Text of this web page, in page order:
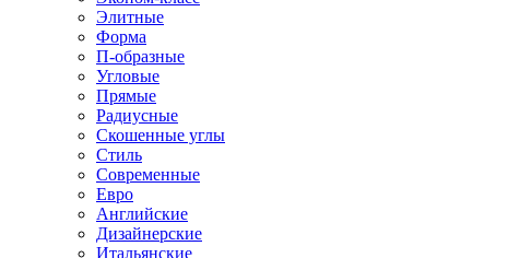
Элитные
Форма
П-образные
Угловые
Прямые
Радиусные
Скошенные углы
Стиль
Современные
Евро
Английские
Дизайнерские
Итальянские